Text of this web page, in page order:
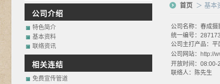
首页 ＞ 基本
公司名称：春成摄
统一编号：
公司主打产品：
公司网站：
http://
开放时间：08:00-
联络人：陈先生
公司介绍
特色简介
基本资料
联络资讯
相关连结
免费宣传管道